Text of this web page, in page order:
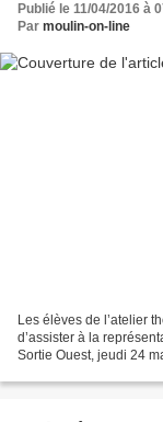
Publié le 11/04/2016 à
Par moulin-on-line
Les élèves de l’atelier
d’assister à la
Sortie Ouest, jeudi 24